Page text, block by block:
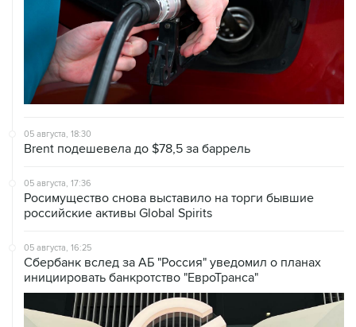
05 августа, 18:30
Brent подешевела до $78,5 за баррель
05 августа, 17:36
Росимущество снова выставило на торги бывшие
российские активы Global Spirits
05 августа, 16:25
Сбербанк вслед за АБ "Россия" уведомил о планах
инициировать банкротство "ЕвроТранса"